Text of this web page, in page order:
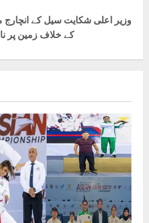
وزیر اعلی شکایت سیل کے انچارج
کے خلاف زمین پر